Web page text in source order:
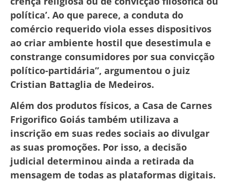
política’. Ao que parece, a conduta do
comércio requerido viola esses dispositivos
ao criar ambiente hostil que desestimula e
constrange consumidores por sua convicção
político-partidária”, argumentou o juiz
Cristian Battaglia de Medeiros.
Além dos produtos físicos, a Casa de Carnes
Frigorifico Goiás também utilizava a
inscrição em suas redes sociais ao divulgar
as suas promoções. Por isso, a decisão
judicial determinou ainda a retirada da
mensagem de todas as plataformas digitais.